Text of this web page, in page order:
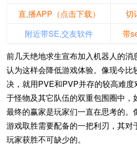
直,播APP（点击下载）
切
附近带SE,交友软件
带
前几天绝地求生宣布加入机器人的消
认为这样会降低游戏体验。像现今比
决，就用PVE和PVP并存的较高难
于怪物及其它队伍的双重包围圈中，
最终的赢家是玩家们一直在思考的。
游戏取胜需要配备的一把利刃，其对
玩家获胜不可缺少的。